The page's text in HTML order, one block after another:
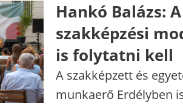
Hankó Balázs:
szakképzési
is folytatni kell
A szakképzett és
munkaerő Erdélyben